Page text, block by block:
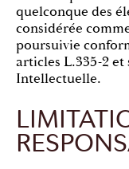
quelconque des
considérée
poursuivie
articles L.335-2
Intellectuelle.